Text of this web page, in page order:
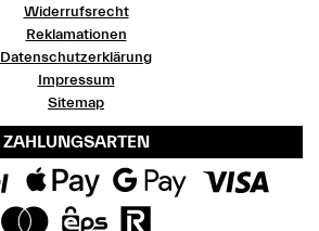
Widerrufsrecht
Reklamationen
Datenschutzerklärung
Impressum
Sitemap
ZAHLUNGSARTEN